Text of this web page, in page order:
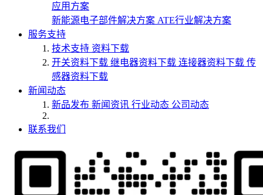
应用方案
新能源电子部件解决方案 ATE行业解决方案
服务支持
技术支持 资料下载
开关资料下载 继电器资料下载 连接器资料下载 传
感器资料下载
新闻动态
新品发布 新闻资讯 行业动态 公司动态
联系我们